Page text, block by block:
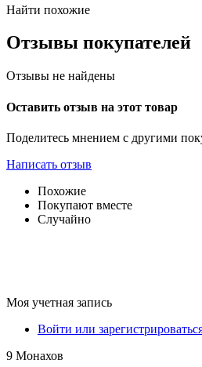
Найти похожие
Отзывы покупателей
Отзывы не найдены
Оставить отзыв на этот товар
Поделитесь мнением с другими
Написать отзыв
Похожие
Покупают вместе
Случайно
Моя учетная запись
Войти или
9 Монахов